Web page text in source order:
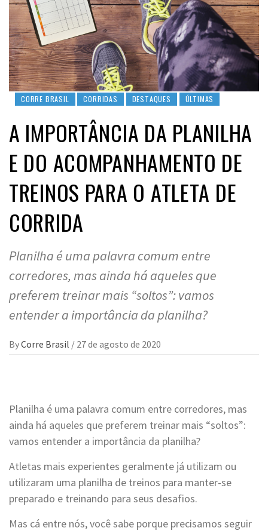
CORRE BRASIL CORRIDAS DESTAQUES ÚLTIMAS
A IMPORTÂNCIA DA PLANILHA
E DO ACOMPANHAMENTO DE
TREINOS PARA O ATLETA DE
CORRIDA
Planilha é uma palavra comum entre
corredores, mas ainda há aqueles que
preferem treinar mais “soltos”: vamos
entender a importância da planilha?
ByCorre Brasil / 27 de agosto de 2020
Planilha é uma palavra comum entre corredores, mas
ainda há aqueles que preferem treinar mais “soltos”:
vamos entender a importância da planilha?
Atletas mais experientes geralmente já utilizam ou
utilizaram uma planilha de treinos para manter-se
preparado e treinando para seus desafios.
Mas cá entre nós, você sabe porque precisamos seguir